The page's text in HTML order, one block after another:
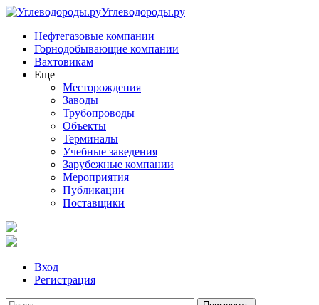
Углеводороды.ру
Нефтегазовые компании
Горнодобывающие компании
Вахтовикам
Еще
Месторождения
Заводы
Трубопроводы
Объекты
Терминалы
Учебные заведения
Зарубежные компании
Мероприятия
Публикации
Поставщики
Вход
Регистрация